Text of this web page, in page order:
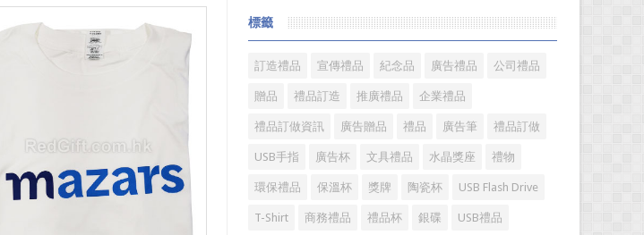
有質感。如何挑選優質陶瓷盃?很多人想必都不是很了解。今
天，禮品紅小編給大家分享一些陶瓷盃選購需要注意的問
題。 陶瓷...
標籤
訂造禮品 宣傳禮品 紀念品 廣告禮品 公司禮品
贈品 禮品訂造 推廣禮品 企業禮品
禮品訂做資訊 廣告贈品 禮品 廣告筆 禮品訂做
USB手指 廣告杯 文具禮品 水晶獎座 禮物
環保禮品 保溫杯 獎牌 陶瓷杯 USB Flash Drive
T-Shirt 商務禮品 禮品杯 銀碟 USB禮品